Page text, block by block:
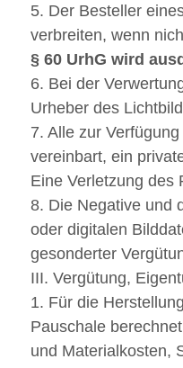
5. Der Besteller
verbreiten, wenn
§ 60 UrhG wird
6. Bei der
Urheber des
7. Alle zur
vereinbart, ein
Eine Verletzung des
8. Die Negative und
oder digitalen
gesonderter
III. Vergütung,
1. Für die
Pauschale
und Materialkosten,